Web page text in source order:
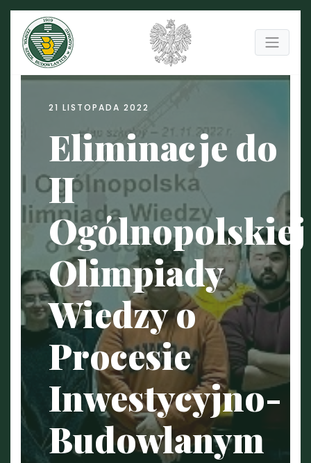
21 LISTOPADA 2022
Eliminacje do
II
Ogólnopolskiej
Olimpiady
Wiedzy o
Procesie
Inwestycyjno-
Budowlanym